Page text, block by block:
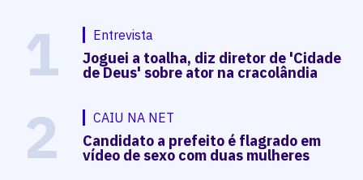
1 Entrevista
Joguei a toalha, diz diretor de 'Cidade
de Deus' sobre ator na cracolândia
2 CAIU NA NET
Candidato a prefeito é flagrado em
vídeo de sexo com duas mulheres